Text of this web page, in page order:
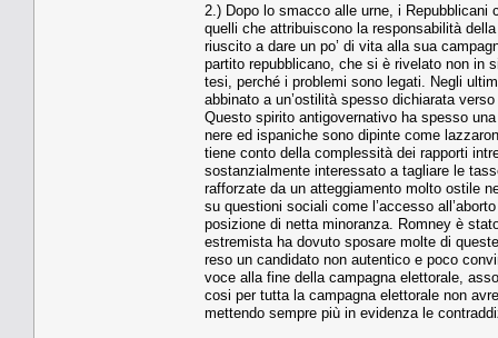
2.) Dopo lo smacco alle urne, i
quelli che attribuiscono la responsabilità
riuscito a dare un po’ di vita alla sua
partito repubblicano, che si è rivelato non in
tesi, perché i problemi sono legati. Negli
abbinato a un’ostilità spesso dichiarata
Questo spirito antigovernativo ha spesso
nere ed ispaniche sono dipinte come
tiene conto della complessità dei rapporti
sostanzialmente interessato a tagliare le
rafforzate da un atteggiamento molto ostile
su questioni sociali come l’accesso
posizione di netta minoranza. Romney è
estremista ha dovuto sposare molte di
reso un candidato non autentico e poco
voce alla fine della campagna elettorale,
cosi per tutta la campagna elettorale non
mettendo sempre più in evidenza le